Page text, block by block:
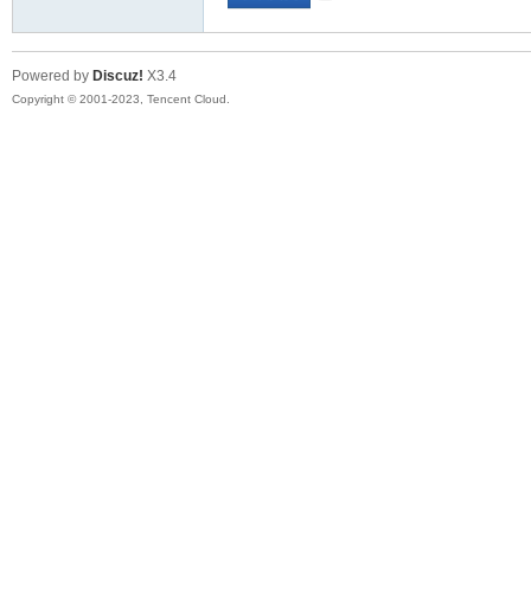
Bo
Powered by Discuz! X3.4
Copyright © 2001-2023, Tencent Cloud.